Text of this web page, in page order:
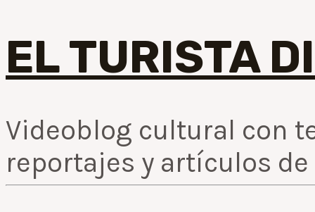
EL TURISTA
Videoblog cultural con
reportajes y artículos